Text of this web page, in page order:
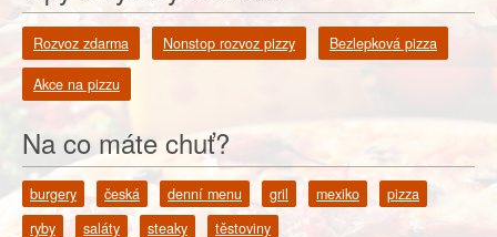
Rozvoz zdarma Nonstop rozvoz pizzy Bezlepková pizza
Akce na pizzu
Na co máte chuť?
burgery česká denní menu gril mexiko
pizza
ryby
saláty steaky těstoviny